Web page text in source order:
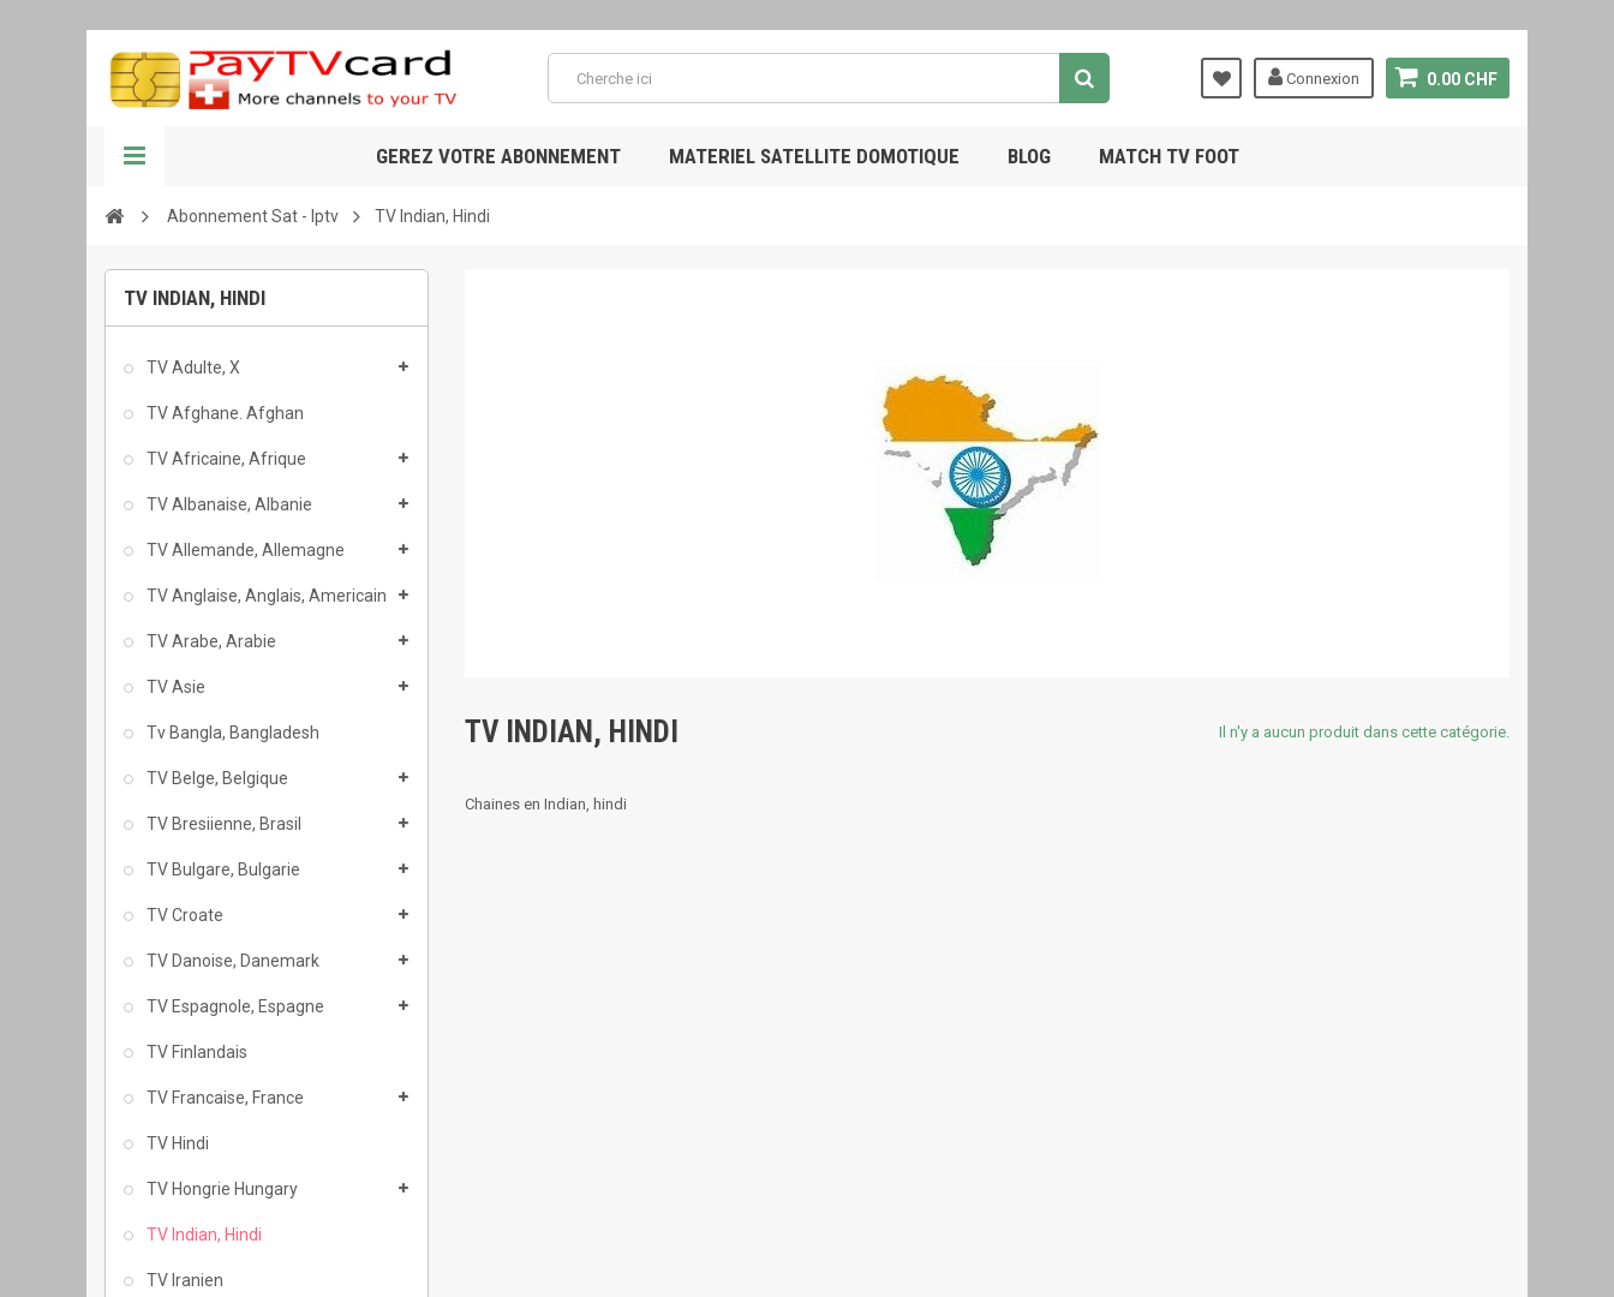
0.00 CHF
Connexion
GEREZ VOTRE ABONNEMENT MATERIEL SATELLITE DOMOTIQUE BLOG MATCH TV FOOT
Abonnement Sat - Iptv TV Indian, Hindi
TV INDIAN, HINDI
TV Adulte, X
TV Afghane. Afghan
TV Africaine, Afrique
TV Albanaise, Albanie
TV Allemande, Allemagne
TV Anglaise, Anglais, Americain
TV Arabe, Arabie
TV Asie
Tv Bangla, Bangladesh
TV Belge, Belgique
TV Bresiienne, Brasil
TV Bulgare, Bulgarie
TV Croate
TV Danoise, Danemark
TV Espagnole, Espagne
TV Finlandais
TV Francaise, France
TV Hindi
TV Hongrie Hungary
TV Indian, Hindi
TV Iranien
TV INDIAN, HINDI Il n'y a aucun produit dans cette catégorie.
Chaines en Indian, hindi